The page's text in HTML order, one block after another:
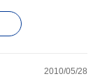
2010/05/28